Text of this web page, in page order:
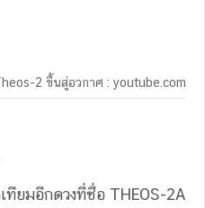
2 ขี้นสู่อวกาศ : youtube.com
ทียมอีกดวงที่ชื่อ THEOS-2A